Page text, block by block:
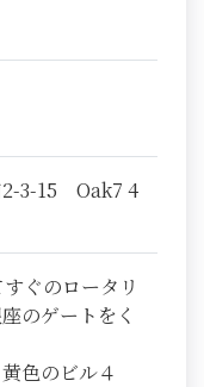
2-3-15 Oak7 4
ぐのロータリ
のゲートをく
色のビル４